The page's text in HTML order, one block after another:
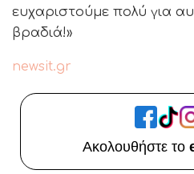
ευχαριστούμε πολύ για
βραδιά!»
newsit.gr
Ακολουθήστε το